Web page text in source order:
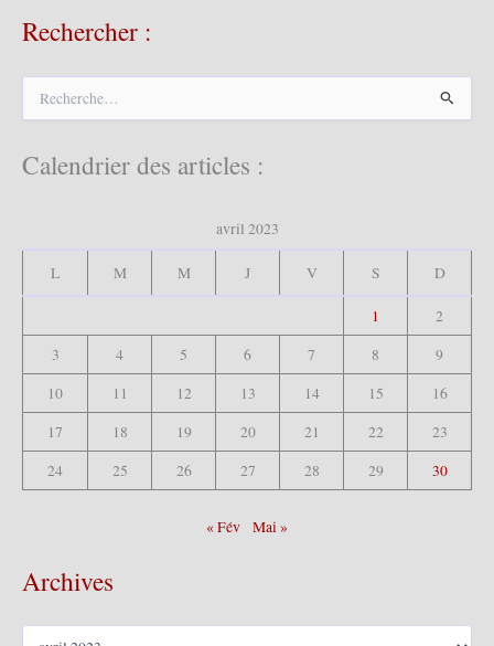
Rechercher :
e
Calendrier des articles :
avril 2023
L M M J V S D
1
2
3
4 5 6 7 8
9
10
11 12 13 14 15
16
17
18 19 20 21 22
23
24
25 26 27 28 29 30
« Fév Mai »
Archives
A